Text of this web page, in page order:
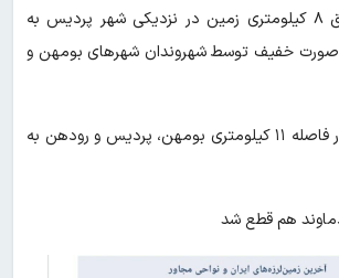
دهم ریشتر در عمق ۸ کیلومتری زمین در نزدیکی شهر پردیس به
خفیف توسط شهروندان شهرهای بومهن و
همچنین این زلزله در فاصله ۱۱ کیلومتری بومهن، پردیس و رودهن به
هم قطع شد